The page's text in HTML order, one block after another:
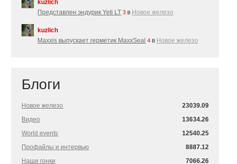
kuzlich
Представлен эндурик Yeti LT 3 в Новое железо
kuzlich
Maxxis выпускает герметик MaxxSeal 4 в Новое железо
Блоги
Новое железо
23039.09
Видео
13634.26
World events
12540.25
Профайлы и интервью
8887.12
Наши гонки
7066.26